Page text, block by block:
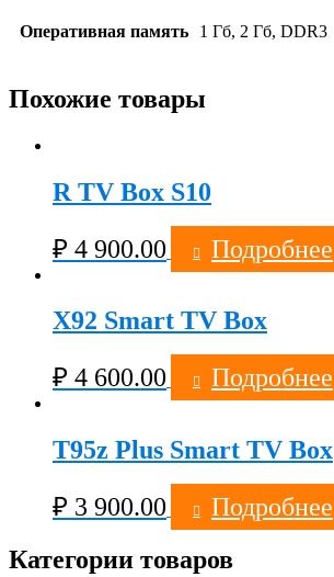
Оперативная память 1 Гб, 2 Гб, DDR3
Похожие товары
R TV Box S10
₽ 4 900.00 Подробнее
X92 Smart TV Box
₽ 4 600.00 Подробнее
T95z Plus Smart TV Box
₽ 3 900.00
Подробнее
Категории товаров